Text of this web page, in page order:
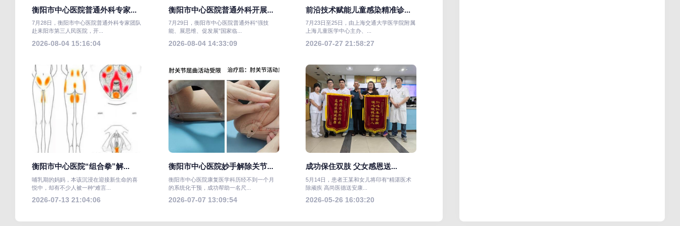
衡阳市中心医院普通外科专家...
7月28日，衡阳市中心医院普通外科专家团队
赴耒阳市第三人民医院，开...
2026-08-04 15:16:04
衡阳市中心医院普通外科开展...
7月29日，衡阳市中心医院普通外科“强技
能、展思维、促发展”国家临...
2026-08-04 14:33:09
前沿技术赋能儿童感染精准诊...
7月23日至25日，由上海交通大学医学院附属
上海儿童医学中心主办、...
2026-07-27 21:58:27
衡阳市中心医院“组合拳”解...
哺乳期的妈妈，本该沉浸在迎接新生命的喜
悦中，却有不少人被一种“难言...
2026-07-13 21:04:06
衡阳市中心医院妙手解除关节...
衡阳市中心医院康复医学科历经不到一个月
的系统化干预，成功帮助一名尺...
2026-07-07 13:09:54
成功保住双肢 父女感恩送...
5月14日，患者王某和女儿将印有“精湛医术
除顽疾 高尚医德送安康...
2026-05-26 16:03:20